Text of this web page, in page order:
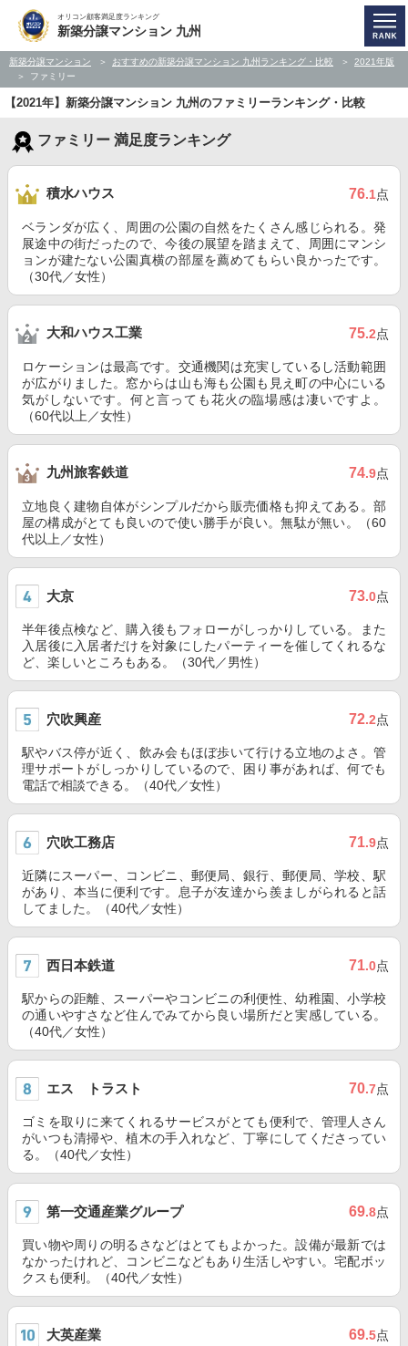
オリコン顧客満足度ランキング
新築分譲マンション 九州
新築分譲マンション おすすめの新築分譲マンション 九州ランキング・比較
2021年版
ファミリー
【2021年】新築分譲マンション 九州のファミリーランキング・比較
ファミリー 満足度ランキング
積水ハウス 76.1点
ベランダが広く、周囲の公園の自然をたくさん感じられる。発
展途中の街だったので、今後の展望を踏まえて、周囲にマンシ
ョンが建たない公園真横の部屋を薦めてもらい良かったです。
（30代／女性）
大和ハウス工業 75.2点
ロケーションは最高です。交通機関は充実しているし活動範囲
が広がりました。窓からは山も海も公園も見え町の中心にいる
気がしないです。何と言っても花火の臨場感は凄いですよ。
（60代以上／女性）
九州旅客鉄道 74.9点
立地良く建物自体がシンプルだから販売価格も抑えてある。部
屋の構成がとても良いので使い勝手が良い。無駄が無い。（60
代以上／女性）
大京 73.0点
半年後点検など、購入後もフォローがしっかりしている。また
入居後に入居者だけを対象にしたパーティーを催してくれるな
ど、楽しいところもある。（30代／男性）
穴吹興産 72.2点
駅やバス停が近く、飲み会もほぼ歩いて行ける立地のよさ。管
理サポートがしっかりしているので、困り事があれば、何でも
電話で相談できる。（40代／女性）
穴吹工務店 71.9点
近隣にスーパー、コンビニ、郵便局、銀行、郵便局、学校、駅
があり、本当に便利です。息子が友達から羨ましがられると話
してました。（40代／女性）
西日本鉄道 71.0点
駅からの距離、スーパーやコンビニの利便性、幼稚園、小学校
の通いやすさなど住んでみてから良い場所だと実感している。
（40代／女性）
エス トラスト 70.7点
ゴミを取りに来てくれるサービスがとても便利で、管理人さん
がいつも清掃や、植木の手入れなど、丁寧にしてくださってい
る。（40代／女性）
第一交通産業グループ 69.8点
買い物や周りの明るさなどはとてもよかった。設備が最新では
なかったけれど、コンビニなどもあり生活しやすい。宅配ボッ
クスも便利。（40代／女性）
大英産業 69.5点